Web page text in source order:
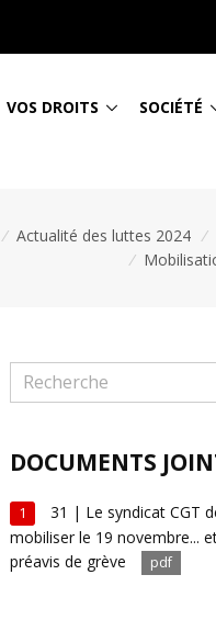
VOS DROITS SOCIÉTÉ
/ Actualité des luttes 2024 /
/
DOCUMENTS
1
31 | Le syndicat CGT
mobiliser le 19 novembre...
préavis de grève
pdf